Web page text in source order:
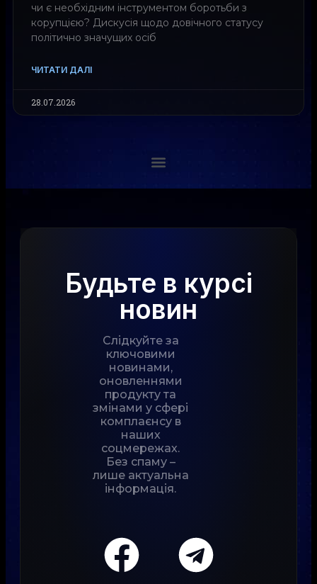
чи є необхідним інструментом боротьби з
корупцією? Дискусія щодо довічного статусу
політично значущих осіб
ЧИТАТИ ДАЛІ
28.07.2026
Будьте в курсі
новин
Слідкуйте за
ключовими
новинами,
оновленнями
продукту та
змінами у сфері
комплаєнсу в
наших
соцмережах.
Без спаму –
лише актуальна
інформація.